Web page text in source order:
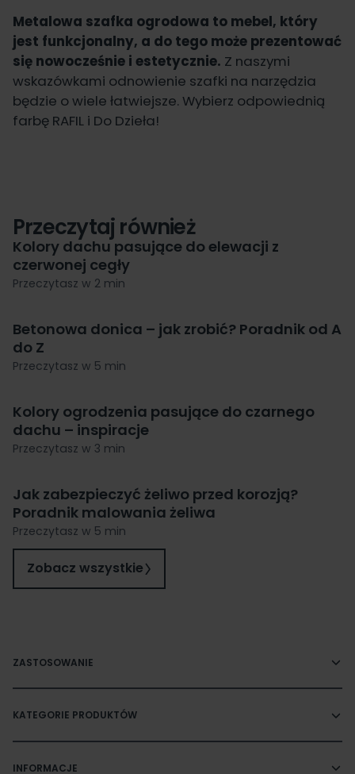
Metalowa szafka ogrodowa to mebel, który
jest funkcjonalny, a do tego może prezentować
się nowocześnie i estetycznie. Z naszymi
wskazówkami odnowienie szafki na narzędzia
będzie o wiele łatwiejsze. Wybierz odpowiednią
farbę RAFIL i Do Dzieła!
Przeczytaj również
Kolory dachu pasujące do elewacji z
czerwonej cegły
Przeczytasz w 2 min
Betonowa donica – jak zrobić? Poradnik od A
do Z
Przeczytasz w 5 min
Kolory ogrodzenia pasujące do czarnego
dachu – inspiracje
Przeczytasz w 3 min
Jak zabezpieczyć żeliwo przed korozją?
Poradnik malowania żeliwa
Przeczytasz w 5 min
Zobacz wszystkie
ZASTOSOWANIE
KATEGORIE PRODUKTÓW
INFORMACJE